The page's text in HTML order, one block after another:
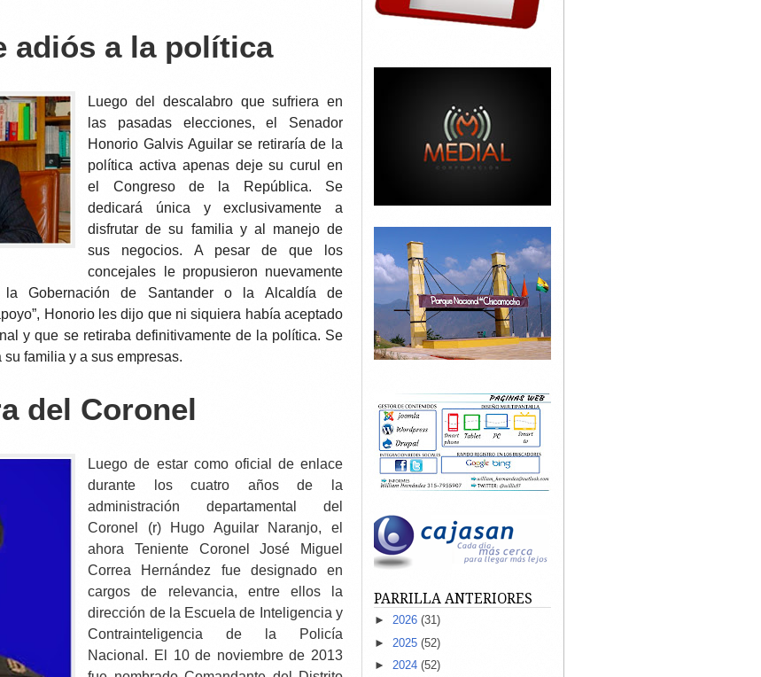
adiós a la política
Luego del descalabro que sufriera en
las pasadas elecciones, el Senador
Honorio Galvis Aguilar se retiraría de la
política activa apenas deje su curul en
el Congreso de la República. Se
dedicará única y exclusivamente a
disfrutar de su familia y al manejo de
sus negocios. A pesar de que los
concejales le propusieron nuevamente
Gobernación de Santander o la Alcaldía de
Honorio les dijo que ni siquiera había aceptado
y que se retiraba definitivamente de la política. Se
familia y a sus empresas.
del Coronel
Luego de estar como oficial de enlace
durante los cuatro años de la
administración departamental del
Coronel (r) Hugo Aguilar Naranjo, el
ahora Teniente Coronel José Miguel
Correa Hernández fue designado en
cargos de relevancia, entre ellos la
dirección de la Escuela de Inteligencia y
Contrainteligencia de la Policía
Nacional. El 10 de noviembre de 2013
PARRILLA ANTERIORES
► 2026 (31)
► 2025 (52)
► 2024 (52)